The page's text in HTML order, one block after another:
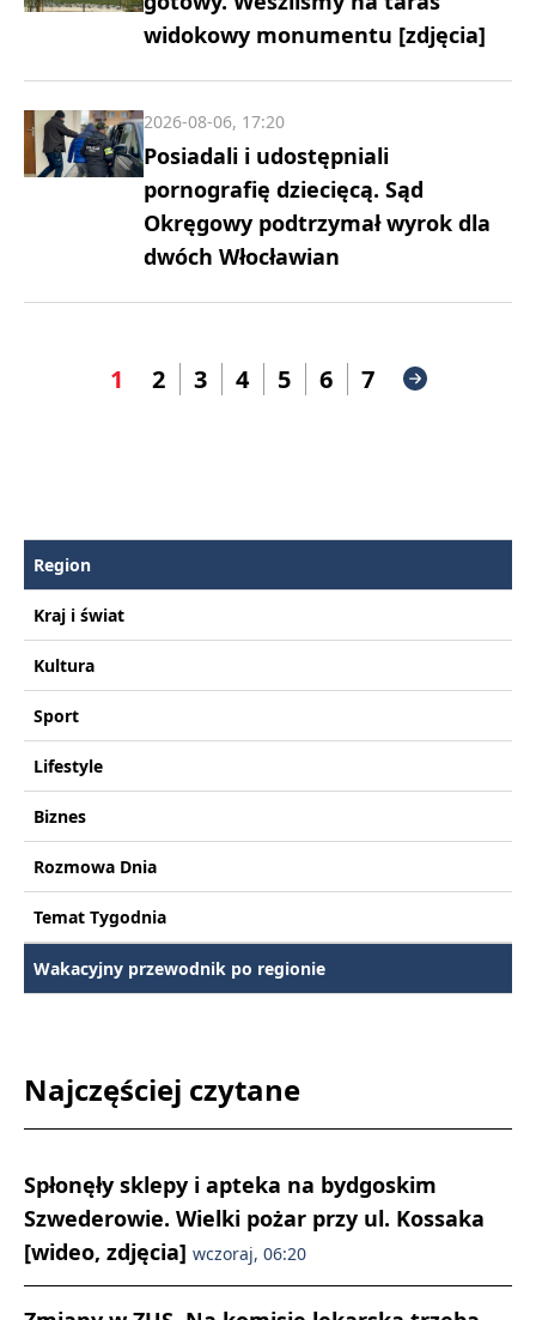
widokowy monumentu [zdjęcia]
Posiadali i udostępniali
pornografię dziecięcą. Sąd
Okręgowy podtrzymał wyrok dla
dwóch Włocławian
2026-08-06, 17:20
1 2 3 4 5 6 7
Region
Kraj i świat
Kultura
Sport
Lifestyle
Biznes
Rozmowa Dnia
Temat Tygodnia
Wakacyjny przewodnik po regionie
Najczęściej czytane
Spłonęły sklepy i apteka na bydgoskim
Szwederowie. Wielki pożar przy ul. Kossaka
[wideo, zdjęcia] wczoraj, 06:20